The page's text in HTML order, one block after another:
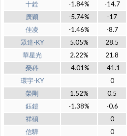
十銓
-1.84% -14.7
廣穎
-5.74% -17
佳凌
-1.46% -8.7
眾達-KY
5.05% 28.5
華星光
2.22% 21.8
榮科
-4.01% -41.1
環宇-KY
0
榮剛
1.52% 0.5
鈺鎧
-1.38% -0.6
祥碩
0
信驊
0